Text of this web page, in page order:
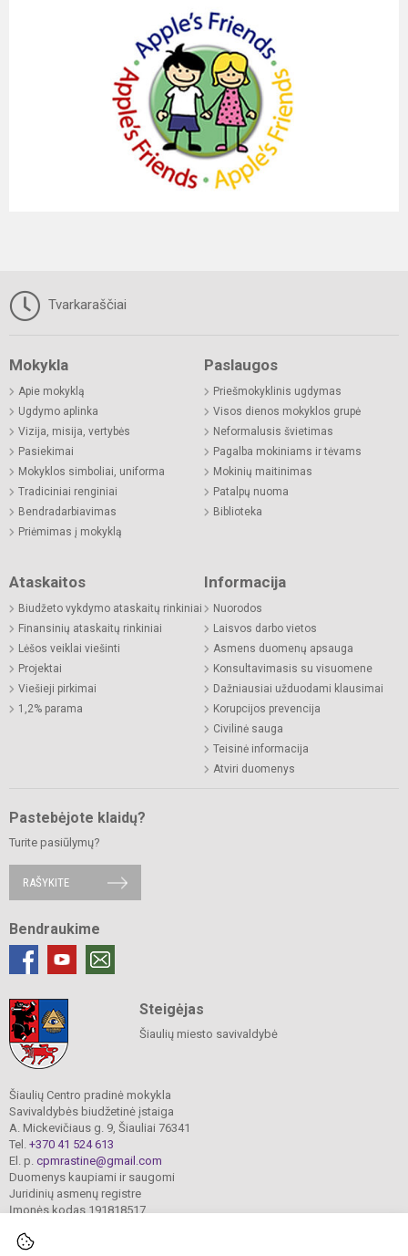
Tvarkaraščiai
Mokykla
Apie mokyklą
Ugdymo aplinka
Vizija, misija, vertybės
Pasiekimai
Mokyklos simboliai, uniforma
Tradiciniai renginiai
Bendradarbiavimas
Priėmimas į mokyklą
Paslaugos
Priešmokyklinis ugdymas
Visos dienos mokyklos grupė
Neformalusis švietimas
Pagalba mokiniams ir tėvams
Mokinių maitinimas
Patalpų nuoma
Biblioteka
Ataskaitos
Biudžeto vykdymo ataskaitų rinkiniai
Finansinių ataskaitų rinkiniai
Lėšos veiklai viešinti
Projektai
Viešieji pirkimai
1,2% parama
Informacija
Nuorodos
Laisvos darbo vietos
Asmens duomenų apsauga
Konsultavimasis su visuomene
Dažniausiai užduodami klausimai
Korupcijos prevencija
Civilinė sauga
Teisinė informacija
Atviri duomenys
Pastebėjote klaidų?
Turite pasiūlymų?
RAŠYKITE
Bendraukime
Steigėjas
Šiaulių miesto savivaldybė
Šiaulių Centro pradinė mokykla
Savivaldybės biudžetinė įstaiga
A. Mickevičiaus g. 9, Šiauliai 76341
Tel. +370 41 524 613
El. p. cpmrastine@gmail.com
Duomenys kaupiami ir saugomi
Juridinių asmenų registre
Įmonės kodas 191818517